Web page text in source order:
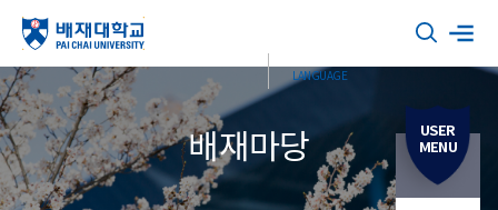
배재마당 USER
MENU